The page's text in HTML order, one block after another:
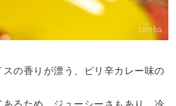
の香りが漂う、ピリ辛カレー味の
るため、ジューシーさもあり、冷